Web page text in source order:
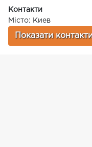
Контакти
Місто: Киев
Показати